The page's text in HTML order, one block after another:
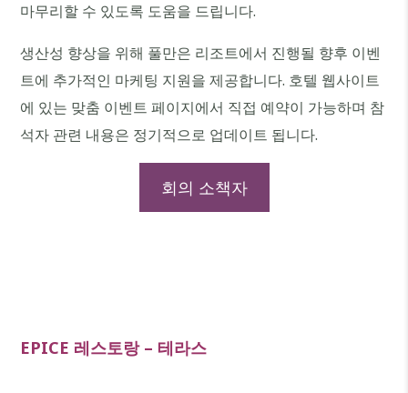
마무리할 수 있도록 도움을 드립니다.
생산성 향상을 위해 풀만은 리조트에서 진행될 향후 이벤
트에 추가적인 마케팅 지원을 제공합니다. 호텔 웹사이트
에 있는 맞춤 이벤트 페이지에서 직접 예약이 가능하며 참
석자 관련 내용은 정기적으로 업데이트 됩니다.
회의 소책자
EPICE 레스토랑 – 테라스